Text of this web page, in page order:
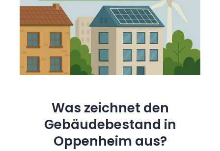
Was zeichnet den
Gebäudebestand in
Oppenheim aus?